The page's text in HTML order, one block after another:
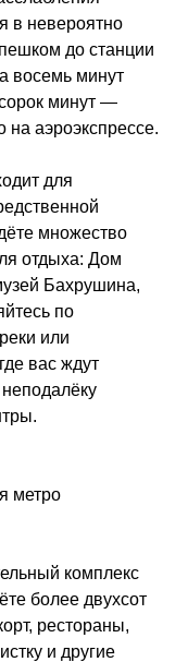
в невероятно
до станции
восемь минут
минут —
на аэроэкспрессе.
для
множество
отдыха: Дом
Бахрушина,
по
или
вас ждут
метро
комплекс
более двухсот
рестораны,
и другие